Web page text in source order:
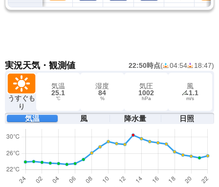
実況天気・観測値 22:50時点( 04:54 18:47)
うすぐも
り
気温
25.1
℃
湿度
84
%
気圧
1002
hPa
風
1.1
m/s
気温 風 降水量 日照